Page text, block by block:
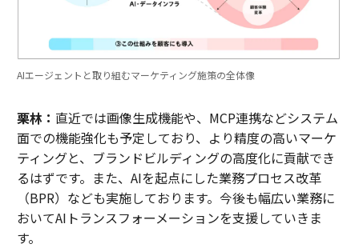
AIエージェントと取り組むマーケティング施策の全体像
栗林： 直近では画像生成機能や、MCP連携などシステム
面での機能強化も予定しており、より精度の高いマーケ
ティングと、ブランドビルディングの高度化に貢献でき
るはずです。また、AIを起点にした業務プロセス改革
（BPR）なども実施しております。今後も幅広い業務に
おいてAIトランスフォーメーションを支援していきま
す。